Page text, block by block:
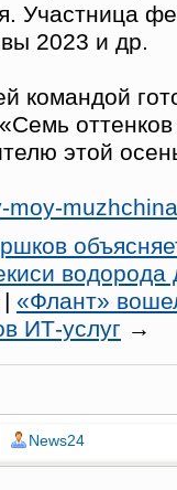
Участница
2023 и др.
командой
этой
moy-muzhchina
| «Флант»
ИТ-услуг →
News24